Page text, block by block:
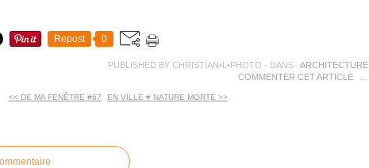
Repost 0
PUBLISHED BY CHRISTIAN•L•PHOTO - DANS
ARCHITECTURE
COMMENTER CET ARTICLE
<< DE MA FENÊTRE #67 EN VILLE # NATURE MORTE >>